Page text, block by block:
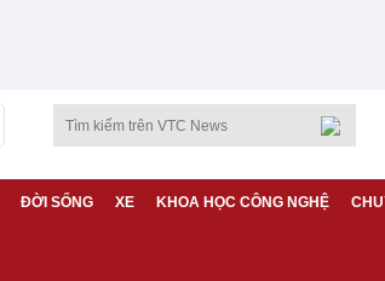
ĐỜI SỐNG XE KHOA HỌC CÔNG NGHỆ